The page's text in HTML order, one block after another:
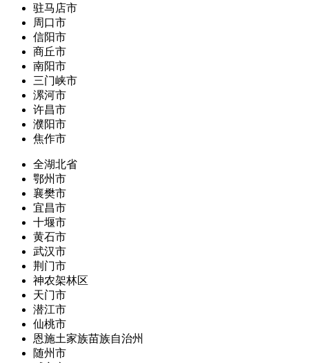
驻马店市
周口市
信阳市
商丘市
南阳市
三门峡市
漯河市
许昌市
濮阳市
焦作市
全湖北省
鄂州市
襄樊市
宜昌市
十堰市
黄石市
武汉市
荆门市
神农架林区
天门市
潜江市
仙桃市
恩施土家族苗族自治州
随州市